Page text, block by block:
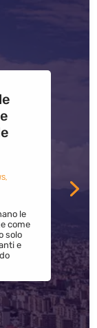
,
le
come
solo
e